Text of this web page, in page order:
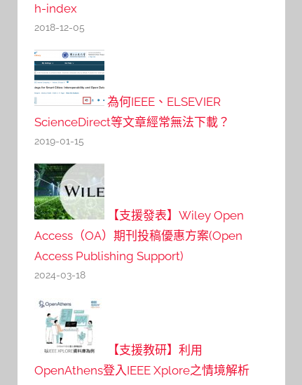
h-index
2018-12-05
為何IEEE、ELSEVIER
ScienceDirect等文章經常無法下載？
2019-01-15
【支援發表】Wiley Open
Access（OA）期刊投稿優惠方案(Open
Access Publishing Support)
2024-03-18
【支援教研】利用
OpenAthens登入IEEE Xplore之情境解析